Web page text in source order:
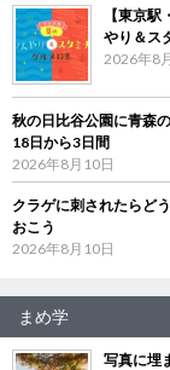
【東京
やり＆ス
2026年8
秋の日比谷公園に青森
18日から3日間
2026年8月10日
クラゲに刺されたらど
おこう
2026年8月10日
まめ学
写真に埋